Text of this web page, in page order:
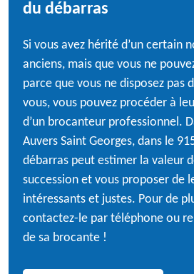
du débarras
Si vous avez hérité d’un certain
anciens, mais que vous ne
parce que vous ne disposez pas
vous, vous pouvez procéder à
d’un brocanteur professionnel.
Auvers Saint Georges, dans le
débarras peut estimer la valeur
succession et vous proposer de
intéressants et justes. Pour de
contactez-le par téléphone ou
de sa brocante !